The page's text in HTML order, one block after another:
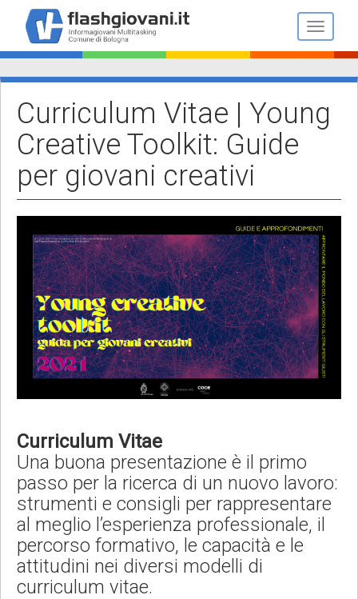
contenuto
principale
Toggle
Curriculum Vitae | Young
Creative Toolkit: Guide
per giovani creativi
Curriculum Vitae
Una buona presentazione è il primo
passo per la ricerca di un nuovo lavoro:
strumenti e consigli per rappresentare
al meglio l’esperienza professionale, il
percorso formativo, le capacità e le
attitudini nei diversi modelli di
curriculum vitae.